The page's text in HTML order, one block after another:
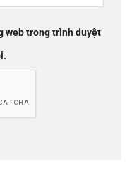
web trong trình duyệt